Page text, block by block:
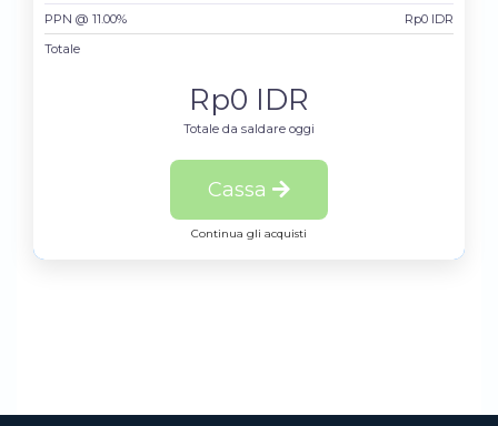
PPN @ 11.00%
Rp0 IDR
Totale
Rp0 IDR
Totale da saldare oggi
Cassa
Continua gli acquisti